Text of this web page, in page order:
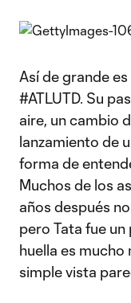
Así de grande
#ATLUTD. Su
aire, un cambio
lanzamiento de
forma de
Muchos de los
años después
pero Tata fue un
huella es mucho
simple vista